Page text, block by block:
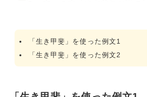
「生き甲斐」を使った例文1
「生き甲斐」を使った例文2